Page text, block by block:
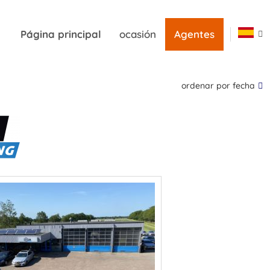
Página principal ocasión Agentes
ordenar por fecha